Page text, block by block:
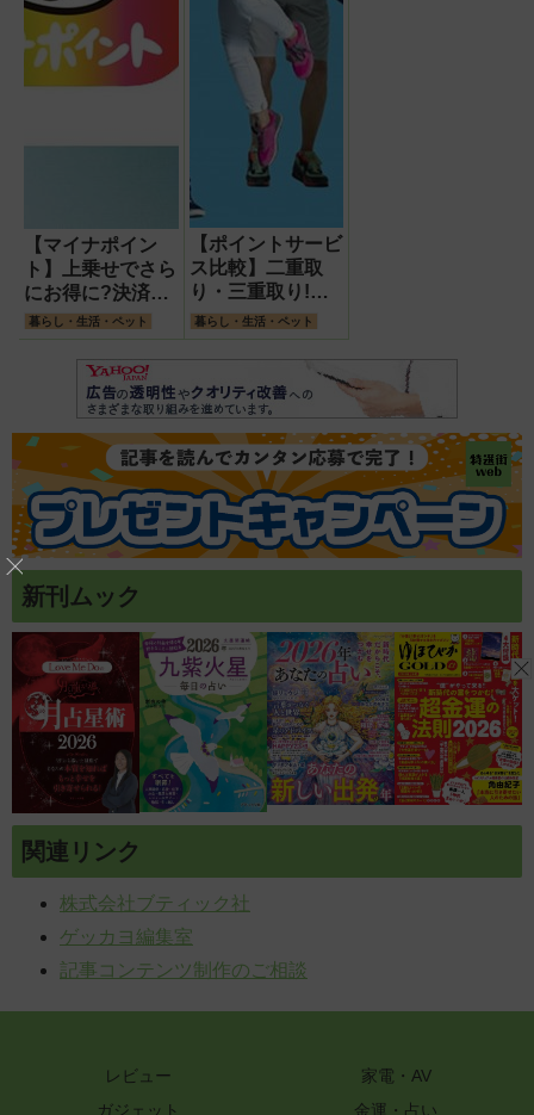
【マイナポイン
ト】上乗せでさら
にお得に?決済サ
ービスの選択はし
しよう
暮らし・生活・ペット
【ポイントサービ
ス比較】二重取
り・三重取り!ス
マホ決済・電子マ
てお得に活用
暮らし・生活・ペット
新刊ムック
関連リンク
株式会社ブティック社
ゲッカヨ編集室
記事コンテンツ制作のご相談
レビュー
家電・AV
ガジェット
金運・占い